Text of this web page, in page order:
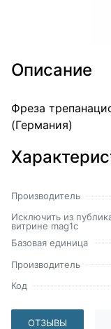
Описание
Фреза
(Германия)
Производитель
Исключить из
витрине mag1c
Базовая единица
Производитель
Код
ОТЗЫВЫ